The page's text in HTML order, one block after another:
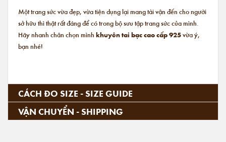
Một trang sức vừa đẹp, vừa tiện dụng lại mang tài vận đến cho người
sở hữu thì thật rất đáng để có trong bộ sưu tập trang sức của mình.
Hãy nhanh chân chọn mình khuyên tai bạc cao cấp 925vừa ý,
bạn nhé!
CÁCH ĐO SIZE - SIZE GUIDE
VẬN CHUYỂN - SHIPPING